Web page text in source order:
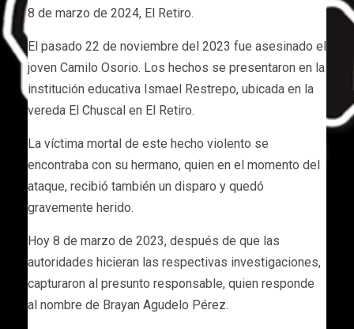
8 de marzo de 2024, El Retiro.
El pasado 22 de noviembre del 2023 fue asesinado el
joven Camilo Osorio. Los hechos se presentaron en la
institución educativa Ismael Restrepo, ubicada en la
vereda El Chuscal en El Retiro.
La víctima mortal de este hecho violento se
encontraba con su hermano, quien en el momento del
ataque, recibió también un disparo y quedó
gravemente herido.
Hoy 8 de marzo de 2023, después de que las
autoridades hicieran las respectivas investigaciones,
capturaron al presunto responsable, quien responde
al nombre de Brayan Agudelo Pérez.